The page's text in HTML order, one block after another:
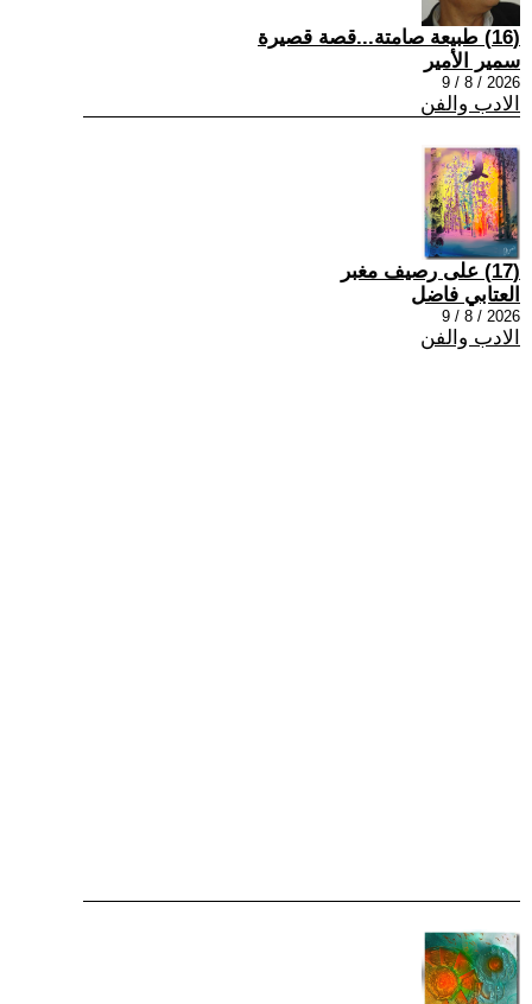
(16) طبيعة صامتة...قصة قصيرة
سمير الأمير
2026 / 8 / 9
الادب والفن
(17) على رصيف مغبر
العتابي فاضل
2026 / 8 / 9
الادب والفن